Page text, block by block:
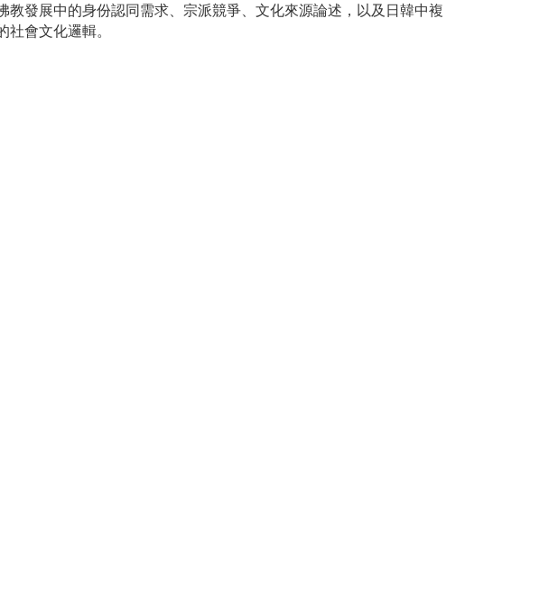
發展中的身份認同需求、宗派競爭、文化來源論述，以及日韓中複
會文化邏輯。